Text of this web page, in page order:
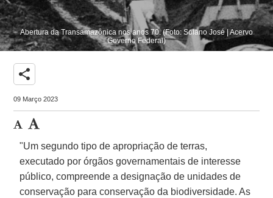
Abertura da Transamazônica nos anos 70. (Foto: Solano José | Acervo
Governo Federal)
share
09 Março 2023
"Um segundo tipo de apropriação de terras,
executado por órgãos governamentais de interesse
público, compreende a designação de unidades de
conservação para conservação da biodiversidade. As